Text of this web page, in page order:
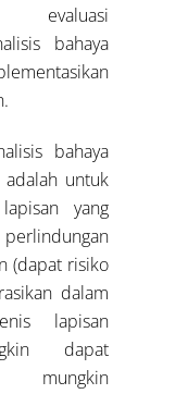
evaluasi
bahaya
bahaya
adalah untuk
yang
(dapat risiko
dalam
lapisan
dapat
mungkin